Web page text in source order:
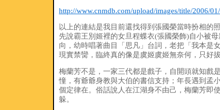
http://www.cnmdb.com/upload/images/title/2006/
以上的連結是我目前還找得到張國榮當時扮相的
先說霸王別姬裡的女旦程蝶衣(張國榮飾)自小被
向，幼時唱著曲目「思凡」台詞，老把「我本是
現實禁臠，臨終真的像是虞姬虞姬無奈何，只好
梅蘭芳不是，一家三代都是戲子，自開頭就知戲
憧，有爺爺身教與大伯的書信支持；年長遇到孟
個定律在。俗話說人在江湖身不由己，梅蘭芳即
躲。